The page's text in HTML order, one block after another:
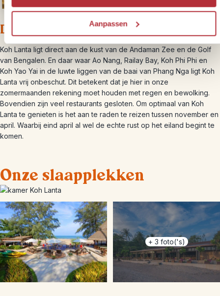
Aanpassen
De beste reistijd voor Koh Lanta
Koh Lanta ligt direct aan de kust van de Andaman Zee en de Golf
van Bengalen. En daar waar Ao Nang, Railay Bay, Koh Phi Phi en
Koh Yao Yai in de luwte liggen van de baai van Phang Nga ligt Koh
Lanta vrij onbeschut. Dit betekent dat je hier in onze
zomermaanden rekening moet houden met regen en bewolking.
Bovendien zijn veel restaurants gesloten. Om optimaal van Koh
Lanta te genieten is het aan te raden te reizen tussen november en
april. Waarbij eind april al wel de echte rust op het eiland begint te
komen.
Onze slaapplekken
+ 3 foto('s)